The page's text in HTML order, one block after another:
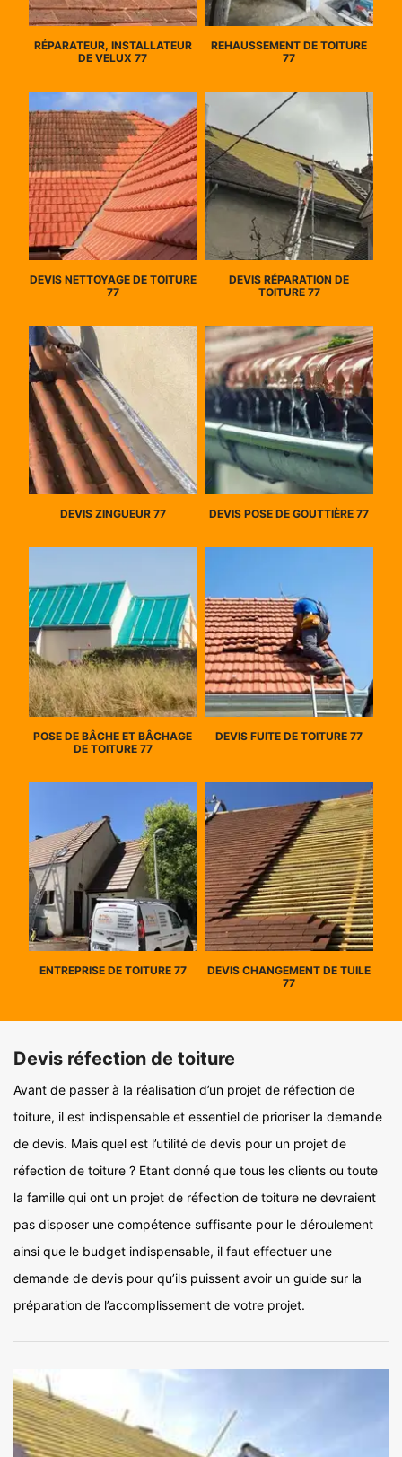
RÉPARATEUR, INSTALLATEUR
DE VELUX 77
REHAUSSEMENT DE TOITURE
77
DEVIS NETTOYAGE DE TOITURE
77
DEVIS RÉPARATION DE
TOITURE 77
DEVIS ZINGUEUR 77 DEVIS POSE DE GOUTTIÈRE 77
POSE DE BÂCHE ET BÂCHAGE
DE TOITURE 77
DEVIS FUITE DE TOITURE 77
ENTREPRISE DE TOITURE 77
DEVIS CHANGEMENT DE TUILE
77
Devis réfection de toiture
Avant de passer à la réalisation d’un projet de réfection de
toiture, il est indispensable et essentiel de prioriser la demande
de devis. Mais quel est l’utilité de devis pour un projet de
réfection de toiture ? Etant donné que tous les clients ou toute
la famille qui ont un projet de réfection de toiture ne devraient
pas disposer une compétence suffisante pour le déroulement
ainsi que le budget indispensable, il faut effectuer une
demande de devis pour qu’ils puissent avoir un guide sur la
préparation de l’accomplissement de votre projet.